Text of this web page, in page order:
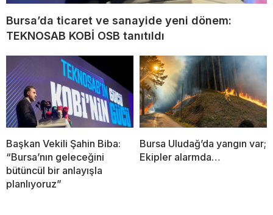
Bursa’da ticaret ve sanayide yeni dönem:
TEKNOSAB KOBİ OSB tanıtıldı
Başkan Vekili Şahin Biba:
“Bursa’nın geleceğini
bütüncül bir anlayışla
planlıyoruz”
Bursa Uludağ’da yangın var;
Ekipler alarmda…